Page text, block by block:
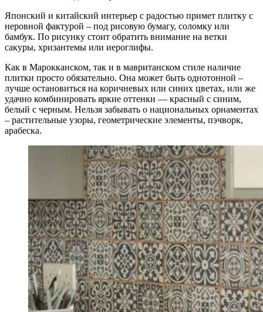
Японский и китайский интерьер с радостью примет плитку с
неровной фактурой – под рисовую бумагу, соломку или
бамбук. По рисунку стоит обратить внимание на ветки
сакуры, хризантемы или иероглифы.
Как в Марокканском, так и в мавританском стиле наличие
плитки просто обязательно. Она может быть однотонной –
лучше остановиться на коричневых или синих цветах, или же
удачно комбинировать яркие оттенки — красный с синим,
белый с черным. Нельзя забывать о национальных орнаментах
– растительные узоры, геометрические элементы, пэчворк,
арабеска.